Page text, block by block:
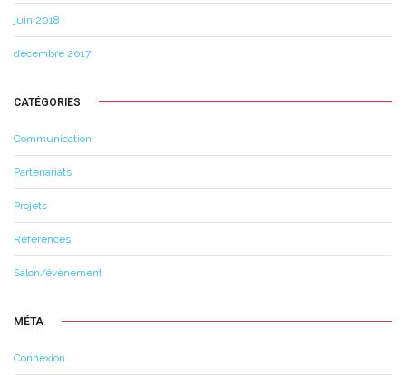
juin 2018
décembre 2017
CATÉGORIES
Communication
Partenariats
Projets
Références
Salon/évènement
MÉTA
Connexion